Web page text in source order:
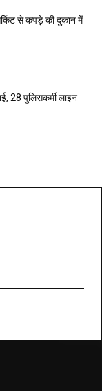
से कपड़े की दुकान में
28 पुलिसकर्मी लाइन